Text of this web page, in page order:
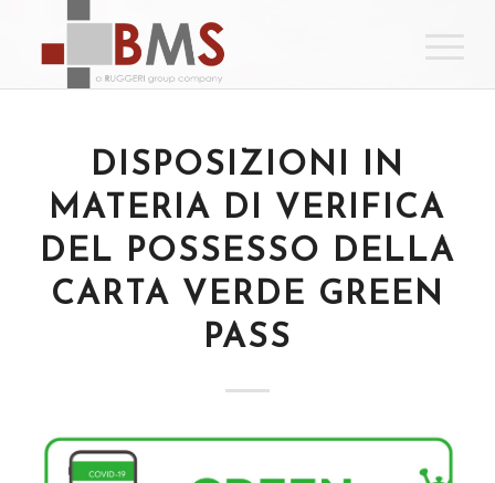
DISPOSIZIONI IN
MATERIA DI VERIFICA
DEL POSSESSO DELLA
CARTA VERDE GREEN
PASS